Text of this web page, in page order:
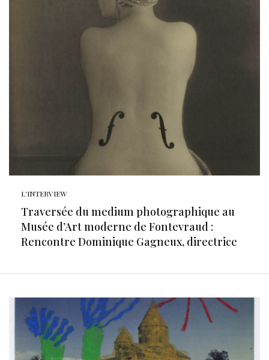
L'INTERVIEW
Traversée du medium photographique au
Musée d’Art moderne de Fontevraud :
Rencontre Dominique Gagneux, directrice